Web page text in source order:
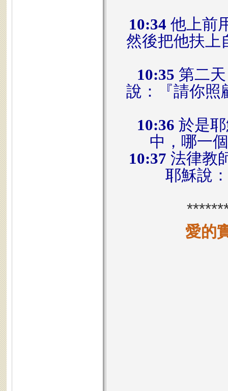
10:34 他上前
然後把他扶上
10:35 第二
說：『請你照
10:36 於是
中，哪一
10:37 法律教
耶穌說
愛的